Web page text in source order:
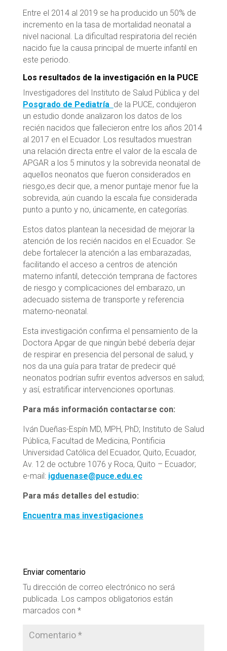
Entre el 2014 al 2019 se ha producido un 50% de
incremento en la tasa de mortalidad neonatal a
nivel nacional. La dificultad respiratoria del recién
nacido fue la causa principal de muerte infantil en
este periodo.
Los resultados de la investigación en la PUCE
Investigadores del Instituto de Salud Pública y del
Posgrado de Pediatría de la PUCE, condujeron
un estudio donde analizaron los datos de los
recién nacidos que fallecieron entre los años 2014
al 2017 en el Ecuador. Los resultados muestran
una relación directa entre el valor de la escala de
APGAR a los 5 minutos y la sobrevida neonatal de
aquellos neonatos que fueron considerados en
riesgo,es decir que, a menor puntaje menor fue la
sobrevida, aún cuando la escala fue considerada
punto a punto y no, únicamente, en categorías.
Estos datos plantean la necesidad de mejorar la
atención de los recién nacidos en el Ecuador. Se
debe fortalecer la atención a las embarazadas,
facilitando el acceso a centros de atención
materno infantil, detección temprana de factores
de riesgo y complicaciones del embarazo, un
adecuado sistema de transporte y referencia
materno-neonatal.
Esta investigación confirma el pensamiento de la
Doctora Apgar de que ningún bebé debería dejar
de respirar en presencia del personal de salud, y
nos da una guía para tratar de predecir qué
neonatos podrían sufrir eventos adversos en salud;
y así, estratificar intervenciones oportunas.
Para más información contactarse con:
Iván Dueñas-Espín MD, MPH, PhD; Instituto de Salud
Pública, Facultad de Medicina, Pontificia
Universidad Católica del Ecuador, Quito, Ecuador,
Av. 12 de octubre 1076 y Roca, Quito – Ecuador;
e-mail: igduenase@puce.edu.ec
Para más detalles del estudio:
Encuentra mas investigaciones
Enviar comentario
Tu dirección de correo electrónico no será
publicada. Los campos obligatorios están
marcados con *